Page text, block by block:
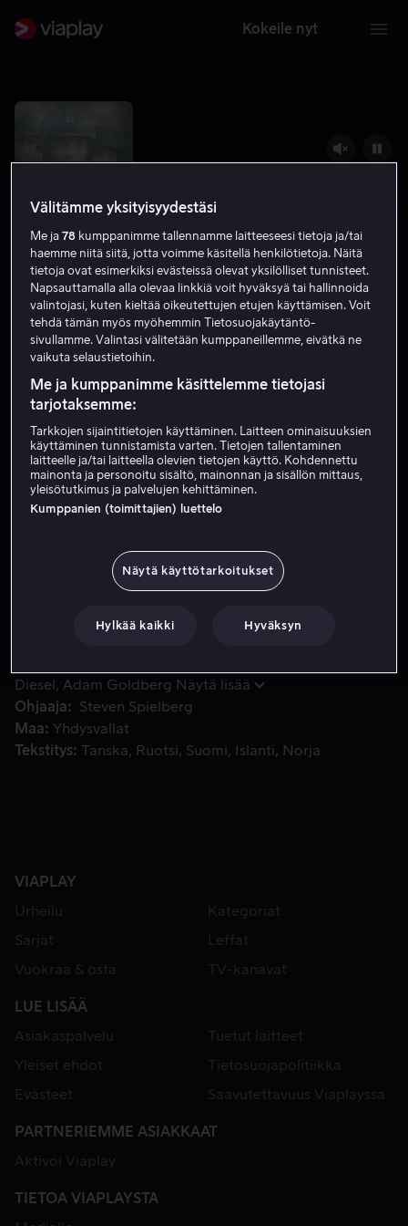
Kokeile nyt
Pelastakaa sotamies Ryan
8.6 Draama
HD
Vuokraa 3,99 €
Osta 10,99 €
toisen maailmansodan historiallisesta
suurhyökkäyksestä D-päivänä ja siirtyy sitten pois
erityistehtävään.
Diesel
Adam Goldberg Näytä lisää
Ohjaaja
Steven Spielberg
Maa
Yhdysvallat
Tekstitys
Tanska Ruotsi Suomi Islanti Norja
VIAPLAY
Urheilu
Kategoriat
Sarjat
Leffat
Vuokraa & osta
TV-kanavat
LUE LISÄÄ
Asiakaspalvelu
Tuetut laitteet
Yleiset ehdot
Tietosuojapolitiikka
Evästeet
Saavutettavuus Viaplayssa
PARTNERIEMME ASIAKKAAT
Aktivoi Viaplay
TIETOA VIAPLAYSTA
Välitämme yksityisyydestäsi
Me ja78 kumppanimme tallennamme laitteeseesi tietoja ja/tai
haemme niitä siitä, jotta voimme käsitellä henkilötietoja. Näitä
tietoja ovat esimerkiksi evästeissä olevat yksilölliset tunnisteet.
Napsauttamalla alla olevaa linkkiä voit hyväksyä tai hallinnoida
valintojasi, kuten kieltää oikeutettujen etujen käyttämisen. Voit
tehdä tämän myös myöhemmin Tietosuojakäytäntö-
sivullamme. Valintasi välitetään kumppaneillemme, eivätkä ne
vaikuta selaustietoihin.
Me ja kumppanimme käsittelemme tietojasi
tarjotaksemme:
Tarkkojen sijaintitietojen käyttäminen. Laitteen ominaisuuksien
käyttäminen tunnistamista varten. Tietojen tallentaminen
laitteelle ja/tai laitteella olevien tietojen käyttö. Kohdennettu
mainonta ja personoitu sisältö, mainonnan ja sisällön mittaus,
yleisötutkimus ja palvelujen kehittäminen.
Kumppanien (toimittajien) luettelo
Näytä käyttötarkoitukset
Hylkää kaikki Hyväksyn